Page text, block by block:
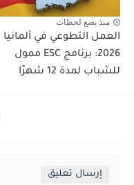
منذ بضع لحظات
العمل التطوعي في ألمانيا
2026: برنامج ESC ممول
للشباب لمدة 12 شهرًا
إرسال تعليق